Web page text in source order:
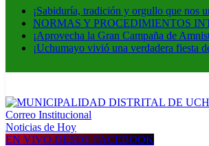
¡Sabiduría, tradición y orgullo que nos
NORMAS Y PROCEDIMIENTOS
¡Aprovecha la Gran Campaña de
¡Uchumayo vivió una verdadera fiesta
MUNICIPALIDAD DISTRITAL DE
Construyendo una nueva Historia
Correo Institucional
Noticias de Hoy
EN VIVO DESDE FACEBOOK